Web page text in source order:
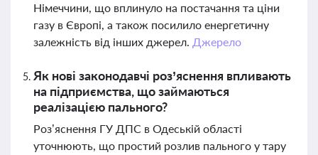
Німеччини, що вплинуло на постачання та ціни
газу в Європі, а також посилило енергетичну
залежність від інших джерел. Джерело
Як нові законодавчі роз’яснення впливають
на підприємства, що займаються
реалізацією пального?
Роз’яснення ГУ ДПС в Одеській області
уточнюють, що простий розлив пального у тару